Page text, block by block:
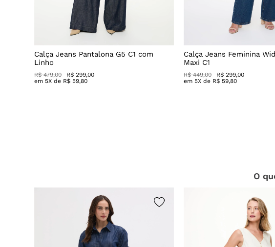
Calça Jeans Pantalona G5 C1 com
Linho
R$ 479,00
R$ 299,00
em 5X de R$ 59,80
Calça Jeans Feminina
Maxi C1
R$ 449,00
R$ 299,00
em 5X de R$ 59,80
O